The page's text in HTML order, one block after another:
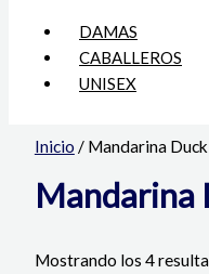
DAMAS
CABALLEROS
UNISEX
Inicio / Mandarina Duck
Mandarina
Mostrando los 4